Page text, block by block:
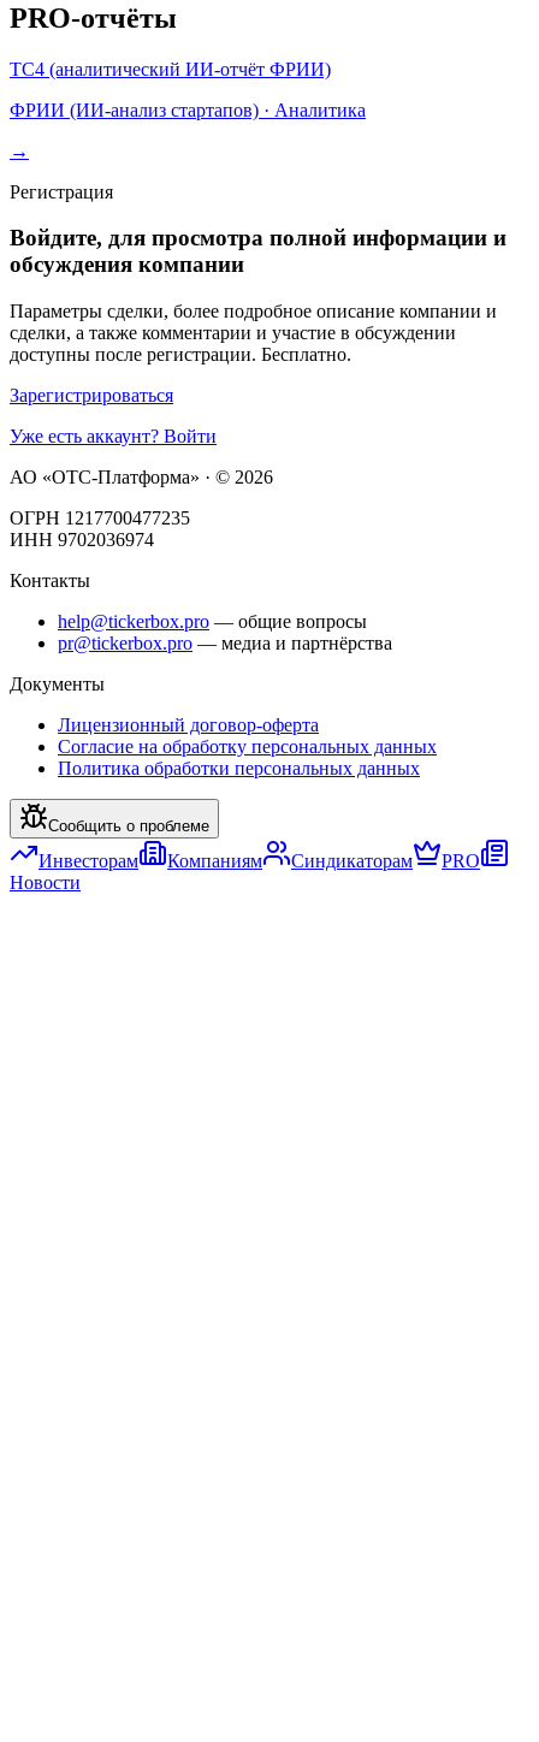
PRO-отчёты
ТС4 (аналитический ИИ-отчёт ФРИИ)
ФРИИ (ИИ-анализ стартапов) · Аналитика
→
Регистрация
Войдите, для просмотра полной информации и
обсуждения компании
Параметры сделки, более подробное описание компании и
сделки, а также комментарии и участие в обсуждении
доступны после регистрации. Бесплатно.
Зарегистрироваться
Уже есть аккаунт? Войти
АО «ОТС-Платформа» · © 2026
ОГРН 1217700477235
ИНН 9702036974
Контакты
help@tickerbox.pro — общие вопросы
pr@tickerbox.pro — медиа и партнёрства
Документы
Лицензионный договор-оферта
Согласие на обработку персональных данных
Политика обработки персональных данных
Сообщить о проблеме
Инвесторам Компаниям Синдикаторам
PRO
Новости